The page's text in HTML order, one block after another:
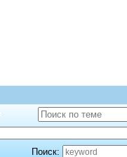
Поиск: